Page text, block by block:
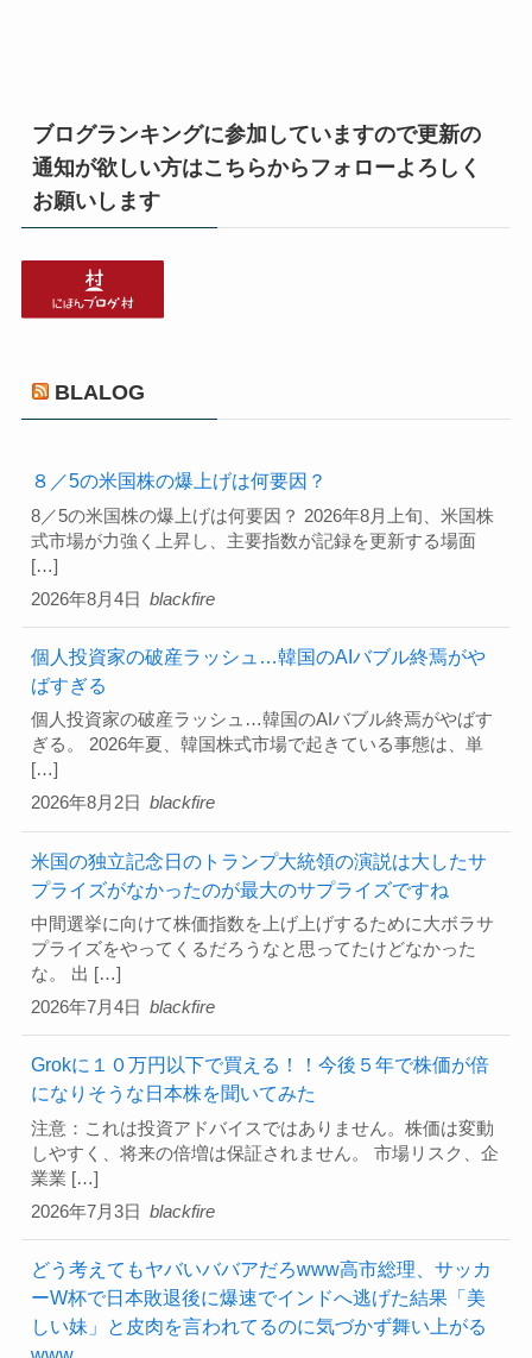
ブログランキングに参加していますので更新の
通知が欲しい方はこちらからフォローよろしく
お願いします
BLALOG
８／5の米国株の爆上げは何要因？
2026年8月4日
8／5の米国株の爆上げは何要因？ 2026年8月上旬、米国株
式市場が力強く上昇し、主要指数が記録を更新する場面
[…]
blackfire
個人投資家の破産ラッシュ…韓国のAIバブル終焉がや
ばすぎる
2026年8月2日
個人投資家の破産ラッシュ…韓国のAIバブル終焉がやばす
ぎる。 2026年夏、韓国株式市場で起きている事態は、単
[…]
blackfire
米国の独立記念日のトランプ大統領の演説は大したサ
プライズがなかったのが最大のサプライズですね
2026年7月4日
中間選挙に向けて株価指数を上げ上げするために大ボラサ
プライズをやってくるだろうなと思ってたけどなかった
な。 出 […]
blackfire
Grokに１０万円以下で買える！！今後５年で株価が倍
になりそうな日本株を聞いてみた
2026年7月3日
注意：これは投資アドバイスではありません。株価は変動
しやすく、将来の倍増は保証されません。 市場リスク、企
業業 […]
blackfire
どう考えてもヤバいババアだろwww高市総理、サッカ
ーW杯で日本敗退後に爆速でインドへ逃げた結果「美
しい妹」と皮肉を言われてるのに気づかず舞い上がる